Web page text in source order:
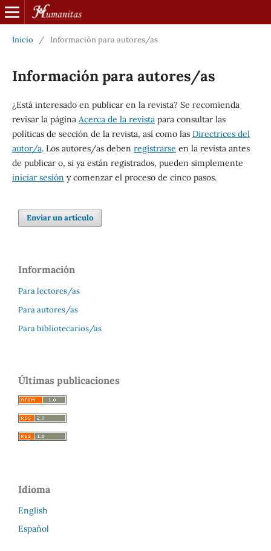
Inicio / Información para autores/as
Información para autores/as
¿Está interesado en publicar en la revista? Se recomienda
revisar la página Acerca de la revistapara consultar las
políticas de sección de la revista, así como las Directrices del
autor/a. Los autores/as deben registrarse en la revista antes
de publicar o, si ya están registrados, pueden simplemente
iniciar sesión y comenzar el proceso de cinco pasos.
Enviar un artículo
Información
Para lectores/as
Para autores/as
Para bibliotecarios/as
Últimas publicaciones
Idioma
English
Español